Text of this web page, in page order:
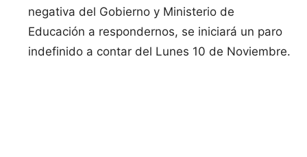
negativa del Gobierno y Ministerio de
Educación a respondernos, se iniciará un paro
indefinido a contar del Lunes 10 de Noviembre.